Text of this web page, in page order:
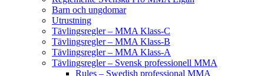
Barn och ungdomar
Utrustning
Tävlingsregler – MMA Klass-C
Tävlingsregler – MMA Klass-B
Tävlingsregler – MMA Klass-A
Tävlingsregler – Svensk professionell MMA
Rules – Swedish professional MMA